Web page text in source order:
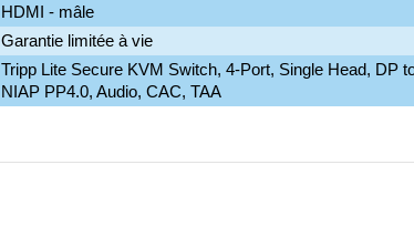
HDMI - mâle
Garantie limitée à vie
Tripp Lite Secure KVM Switch, 4-Port, Single Head, DP
NIAP PP4.0, Audio, CAC, TAA